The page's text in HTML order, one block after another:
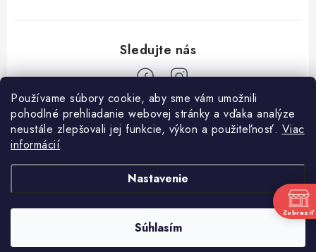
Používame súbory cookie, aby sme vám umožnili
pohodlné prehliadanie webovej stránky a vďaka analýze
neustále zlepšovali jej funkcie, výkon a použiteľnosť. Viac
informácií
Nastavenie
Súhlasím
Informácie pre vás
Podmienky ochrany osobných údajov
Záhradkárstvo Dráb. Všetky práva vyhradené.
Zobraziť